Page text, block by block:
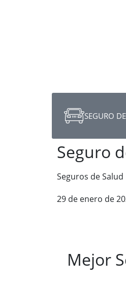
SEGURO
Seguro
Seguros de Salud
29 de enero de
Mejor